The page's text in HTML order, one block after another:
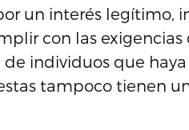
un interés legítimo,
con las exigencias
individuos que
tampoco tienen